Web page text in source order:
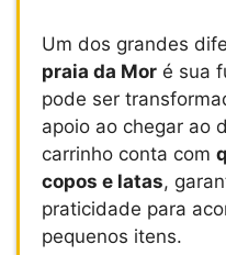
Um dos grandes
praia da Mor é sua
pode ser
apoio ao chegar ao
carrinho conta com
copos e latas,
praticidade para
pequenos itens.